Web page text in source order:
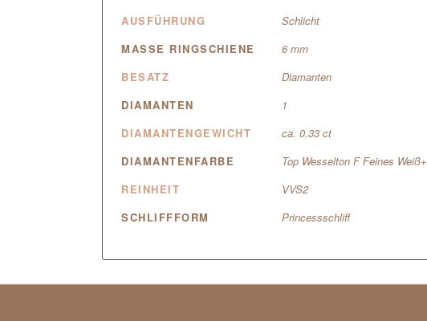
AUSFÜHRUNG
Schlicht
MASSE RINGSCHIENE
6 mm
BESATZ
Diamanten
DIAMANTEN
1
DIAMANTENGEWICHT
ca. 0.33 ct
DIAMANTENFARBE
Top Wesselton F Feines Weiß+
REINHEIT
VVS2
SCHLIFFFORM
Princessschliff